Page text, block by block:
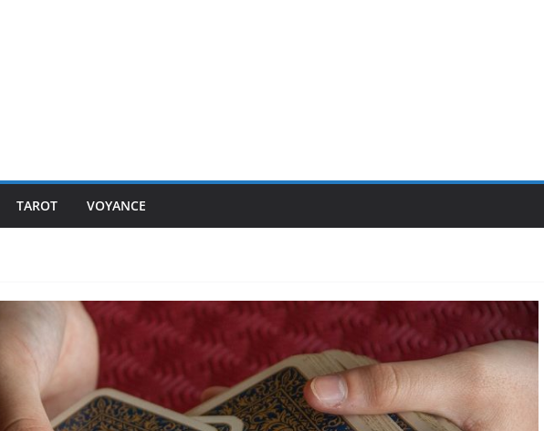
TAROT VOYANCE